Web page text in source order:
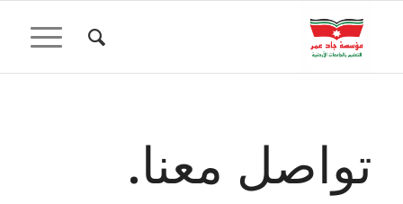
تواصل معنا.